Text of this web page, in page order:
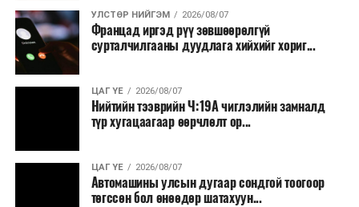
УЛСТӨР НИЙГЭМ 2026/08/07
Францад иргэд рүү зөвшөөрөлгүй
сурталчилгааны дуудлага хийхийг хориг...
ЦАГ ҮЕ 2026/08/07
Нийтийн тээврийн Ч:19А чиглэлийн замналд
түр хугацаагаар өөрчлөлт ор...
ЦАГ ҮЕ 2026/08/07
Автомашины улсын дугаар сондгой тоогоор
төгссөн бол өнөөдөр шатахуун...